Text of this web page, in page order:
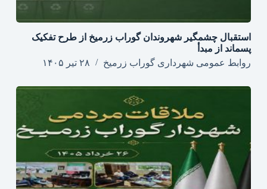
استقبال چشمگیر شهروندان گوراب زرمیخ از طرح تفکیک
پسماند از مبدأ
روابط عمومی شهرداری گوراب زرمیخ
۲۸ تیر ۱۴۰۵